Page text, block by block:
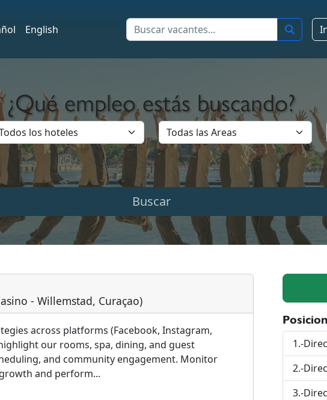
English
¿Qué empleo estás buscando?
- Willemstad, Curaçao)
across platforms (Facebook, Instagram,
our rooms, spa, dining, and guest
and community engagement. Monitor
and perform...
1.-
2.-
3.-